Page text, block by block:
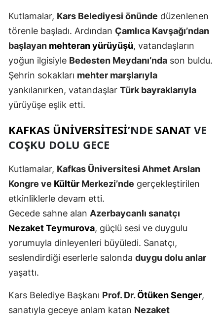
Mersin
İstanbul
İzmir
Kastamonu
Kırklareli
Kırşehir
Konya
Kütahya
Kahramanmaraş
Kutlamalar, Kars Belediyesi önünde düzenlenen
törenle başladı. Ardından Çamlıca Kavşağı’ndan
başlayan mehteran yürüyüşü, vatandaşların
yoğun ilgisiyle Bedesten Meydanı’nda son buldu.
Şehrin sokakları mehter marşlarıyla
yankılanırken, vatandaşlar Türk bayraklarıyla
yürüyüşe eşlik etti.
KAFKAS ÜNIVERSITESI’NDE SANAT VE
COŞKU DOLU GECE
Kutlamalar, Kafkas Üniversitesi Ahmet Arslan
Kongre ve Kültür Merkezi’nde gerçekleştirilen
etkinliklerle devam etti.
Gecede sahne alan Azerbaycanlı sanatçı
Nezaket Teymurova, güçlü sesi ve duygulu
yorumuyla dinleyenleri büyüledi. Sanatçı,
seslendirdiği eserlerle salonda duygu dolu anlar
yaşattı.
Kars Belediye Başkanı Prof. Dr.Ötüken Senger,
sanatıyla geceye anlam katan Nezaket